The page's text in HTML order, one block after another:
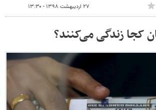
۲۷ اردیبهشت ۱۳۹۸ - ۱۳:۳۰
کجا زندگی می‌کنند؟